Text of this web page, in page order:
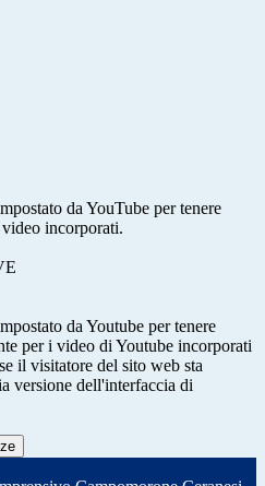
da YouTube per tenere
incorporati.
da Youtube per tenere
per i video di Youtube incorporati
il visitatore del sito web sta
versione dell'interfaccia di